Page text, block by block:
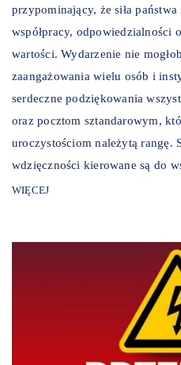
przypominający, że siła
współpracy, odpowiedzialności
wartości. Wydarzenie nie
zaangażowania wielu osób i
serdeczne podziękowania
oraz pocztom sztandarowym,
uroczystościom należytą rangę.
wdzięczności kierowane są do
WIĘCEJ